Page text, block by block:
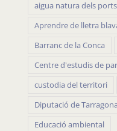
aigua natura dels ports
Aprendre de lletra
Barranc de la Conca
Centre d'estudis de
custodia del territori
Diputació de Tarragona
Educació ambiental